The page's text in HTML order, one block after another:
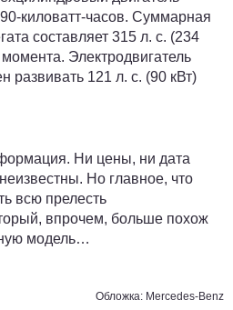
киловатт-часов. Суммарная
составляет 315 л. с. (234
Электродвигатель
развивать 121 л. с. (90 кВт)
Ни цены, ни дата
Но главное, что
всю прелесть
впрочем, больше похож
модель…
Обложка: Mercedes-Benz